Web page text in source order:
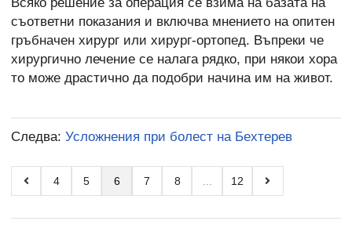
съответни показания и включва мнението на опитен
гръбначен хирург или хирург-ортопед. Въпреки че
хирургично лечение се налага рядко, при някои хора
то може драстично да подобри начина им на живот.
Следва: Усложнения при болест на Бехтерев
4 5 6 7 8 ... 12